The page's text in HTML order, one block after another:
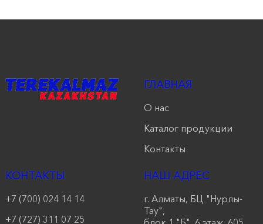
ГЛАВНАЯ
О нас
Каталог продукции
Контакты
КОНТАКТЫ
+7 (700) 024 14 14
+7 (727) 311 07 25
НАШ АДРЕС
г. Алматы, БЦ "Нурлы-
Тау",